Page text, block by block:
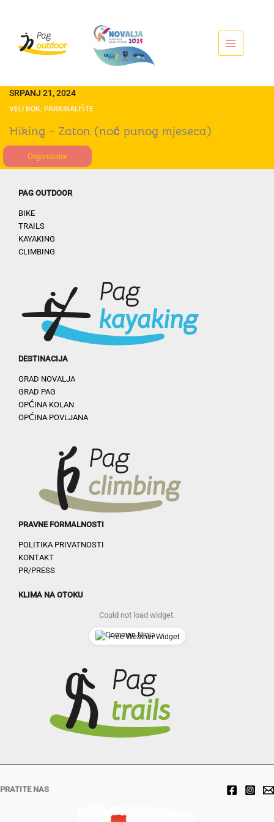
SRPANJ 21, 2024
VELI BOK, PARKIRALIŠTE
Hiking - Zaton (noć punog mjeseca)
Organizator
PAG OUTDOOR
BIKE
TRAILS
KAYAKING
CLIMBING
DESTINACIJA
GRAD NOVALJA
GRAD PAG
OPĆINA KOLAN
OPĆINA POVLJANA
PRAVNE FORMALNOSTI
POLITIKA PRIVATNOSTI
KONTAKT
PR/PRESS
KLIMA NA OTOKU
Could not load widget.
Free Weather Widget
PRATITE NAS